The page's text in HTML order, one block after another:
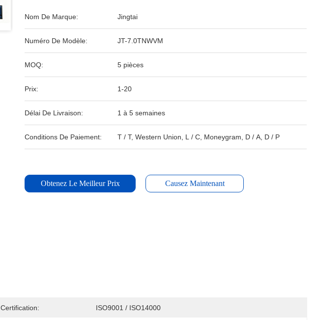
Nom De Marque: Jingtai
Numéro De Modèle: JT-7.0TNWVM
MOQ: 5 pièces
Prix: 1-20
Délai De Livraison: 1 à 5 semaines
Conditions De Paiement: T / T, Western Union, L / C, Moneygram, D / A, D / P
Obtenez Le Meilleur Prix Causez Maintenant
Certification: ISO9001 / ISO14000